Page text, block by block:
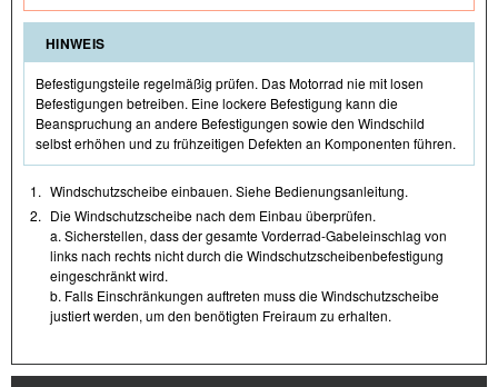
HINWEIS
Befestigungsteile regelmäßig prüfen. Das Motorrad nie mit losen
Befestigungen betreiben. Eine lockere Befestigung kann die
Beanspruchung an andere Befestigungen sowie den Windschild
selbst erhöhen und zu frühzeitigen Defekten an Komponenten führen.
1. Windschutzscheibe einbauen. Siehe Bedienungsanleitung.
2. Die Windschutzscheibe nach dem Einbau überprüfen.
a. Sicherstellen, dass der gesamte Vorderrad-Gabeleinschlag von
links nach rechts nicht durch die Windschutzscheibenbefestigung
eingeschränkt wird.
b. Falls Einschränkungen auftreten muss die Windschutzscheibe
justiert werden, um den benötigten Freiraum zu erhalten.